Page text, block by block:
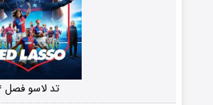
تد لاسو فصل ۴